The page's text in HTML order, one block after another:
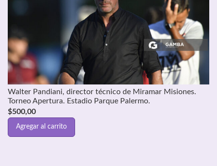
Walter Pandiani, director técnico de Miramar Misiones.
Torneo Apertura. Estadio Parque Palermo.
$500,00
Agregar al carrito